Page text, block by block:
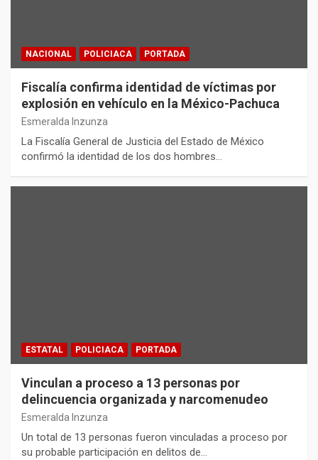
NACIONAL POLICIACA PORTADA
Fiscalía confirma identidad de víctimas por
explosión en vehículo en la México-Pachuca
Esmeralda Inzunza
La Fiscalía General de Justicia del Estado de México
confirmó la identidad de los dos hombres…
ESTATAL POLICIACA PORTADA
Vinculan a proceso a 13 personas por
delincuencia organizada y narcomenudeo
Esmeralda Inzunza
Un total de 13 personas fueron vinculadas a proceso por
su probable participación en delitos de…